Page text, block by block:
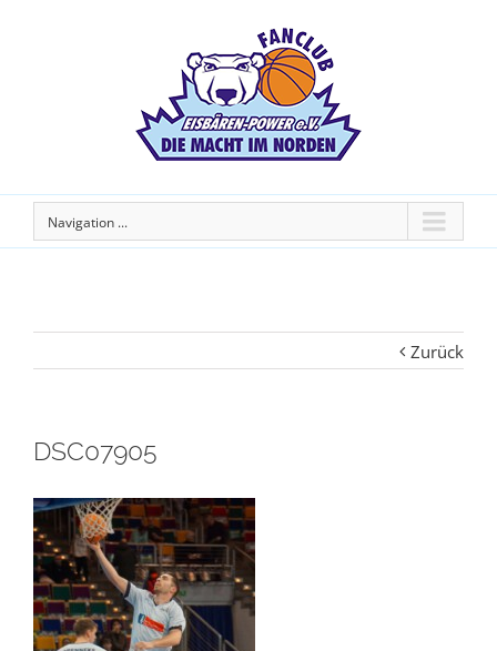
Navigation ...
Zurück
DSC07905